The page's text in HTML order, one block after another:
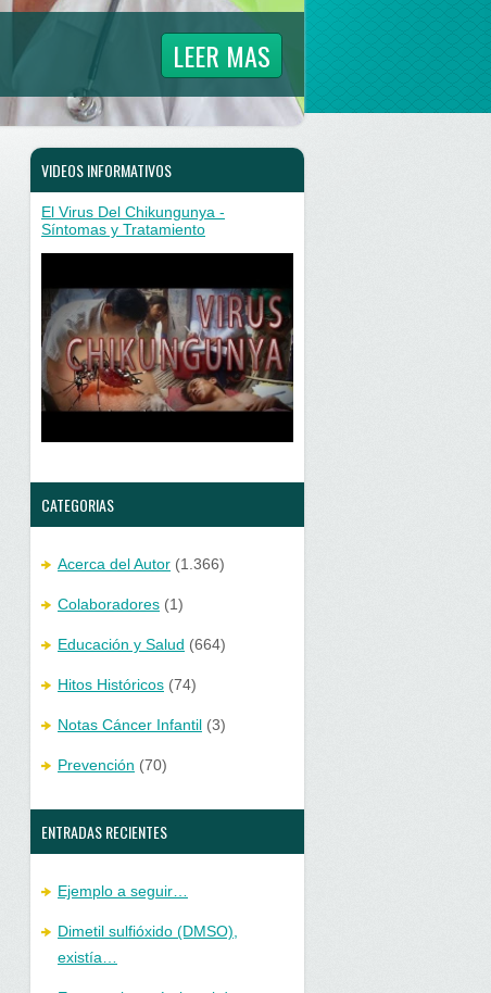
LEER MAS
VIDEOS INFORMATIVOS
El Virus Del Chikungunya -
Síntomas y Tratamiento
CATEGORIAS
Acerca del Autor (1.366)
Colaboradores (1)
Educación y Salud (664)
Hitos Históricos (74)
Notas Cáncer Infantil (3)
Prevención (70)
ENTRADAS RECIENTES
Ejemplo a seguir…
Dimetil sulfióxido (DMSO),
existía…